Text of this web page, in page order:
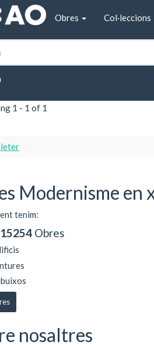
Obres
Col·leccions
Figuerola del Camp
del
1 - 1 of 1
Modernisme en
tenim:
15254 Obres
nosaltres